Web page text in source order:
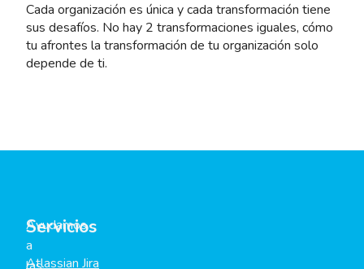
Cada organización es única y cada transformación tiene
sus desafíos. No hay 2 transformaciones iguales, cómo
tu afrontes la transformación de tu organización solo
depende de ti.
Ayudamos
a
Servicios
Atlassian Jira